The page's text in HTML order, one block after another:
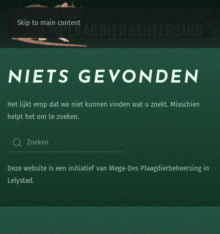
Skip to main content
NIETS GEVONDEN
Het lijkt erop dat we niet kunnen vinden wat u zoekt. Misschien
helpt het om te zoeken.
Deze website is een initiatief van Mega-Des Plaagdierbeheersing in
Lelystad.